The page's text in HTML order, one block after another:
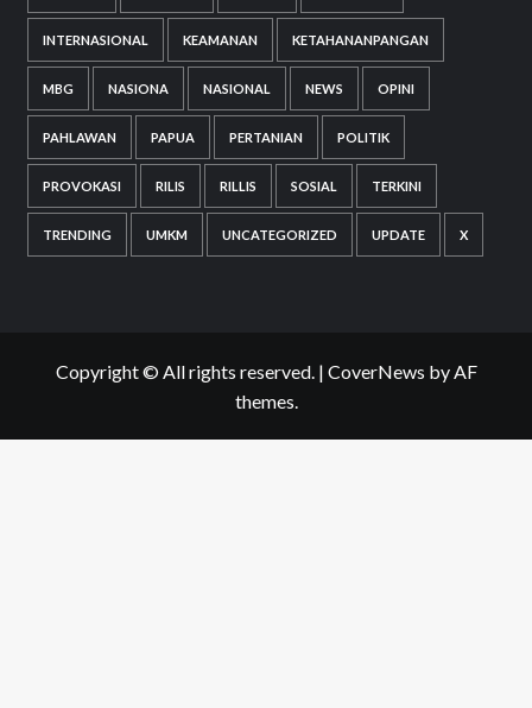
INTERNASIONAL KEAMANAN KETAHANANPANGAN
MBG NASIONA NASIONAL NEWS OPINI
PAHLAWAN PAPUA PERTANIAN POLITIK
PROVOKASI RILIS RILLIS SOSIAL TERKINI
TRENDING UMKM UNCATEGORIZED UPDATE X
Copyright © All rights reserved. | CoverNews by AF
themes.